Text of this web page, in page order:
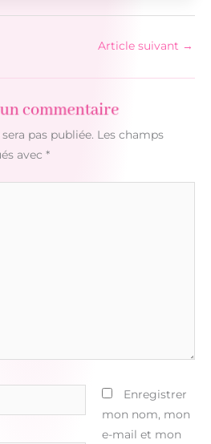
Article suivant →
commentaire
pas publiée. Les champs
avec *
Enregistrer
mon nom, mon
e-mail et mon